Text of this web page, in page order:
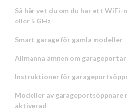
Så här vet du om du har ett WiFi-
eller 5 GHz
Smart garage för gamla modeller
Allmänna ämnen om garageportar
Instruktioner för
Modeller av garageportsöppnare
aktiverad